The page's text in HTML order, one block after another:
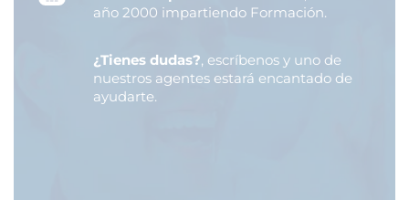
año 2000 impartiendo Formación.
¿Tienes dudas?, escríbenos y uno de
nuestros agentes estará encantado de
ayudarte.